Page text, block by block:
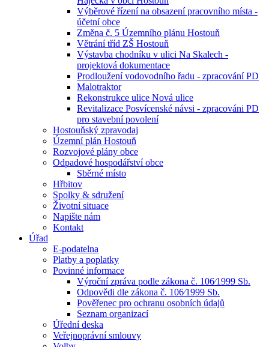
Výběrové řízení na obsazení pracovního místa -
účetní obce
Změna č. 5 Územního plánu Hostouň
Větrání tříd ZŠ Hostouň
Výstavba chodníku v ulici Na Skalech -
projektová dokumentace
Prodloužení vodovodního řadu - zpracování PD
Malotraktor
Rekonstrukce ulice Nová ulice
Revitalizace Posvícenské návsi - zpracováni PD
pro stavební povolení
Hostouňský zpravodaj
Územní plán Hostouň
Rozvojové plány obce
Odpadové hospodářství obce
Sběrné místo
Hřbitov
Spolky & sdružení
Životní situace
Napište nám
Kontakt
Úřad
E-podatelna
Platby a poplatky
Povinné informace
Výroční zpráva podle zákona č. 106⁄1999 Sb.
Odpovědi dle zákona č. 106⁄1999 Sb.
Pověřenec pro ochranu osobních údajů
Seznam organizací
Úřední deska
Veřejnoprávní smlouvy